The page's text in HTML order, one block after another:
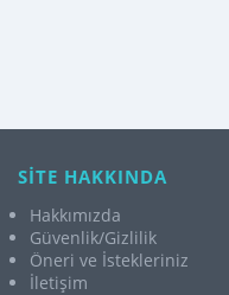
SİTE HAKKINDA
Hakkımızda
Güvenlik/Gizlilik
Öneri ve İstekleriniz
İletişim